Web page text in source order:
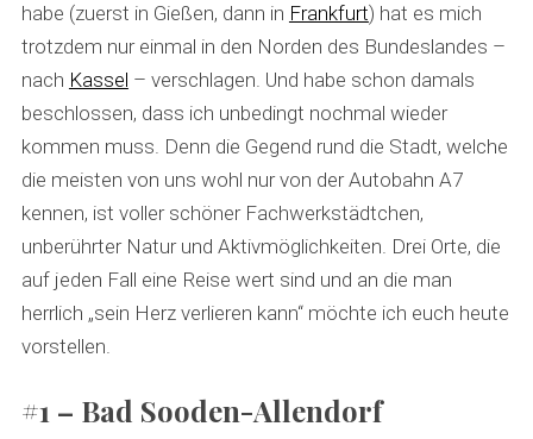
habe (zuerst in Gießen, dann in Frankfurt) hat es mich
trotzdem nur einmal in den Norden des Bundeslandes –
nach Kassel – verschlagen. Und habe schon damals
beschlossen, dass ich unbedingt nochmal wieder
kommen muss. Denn die Gegend rund die Stadt, welche
die meisten von uns wohl nur von der Autobahn A7
kennen, ist voller schöner Fachwerkstädtchen,
unberührter Natur und Aktivmöglichkeiten. Drei Orte, die
auf jeden Fall eine Reise wert sind und an die man
herrlich „sein Herz verlieren kann“ möchte ich euch heute
vorstellen.
#1 – Bad Sooden-Allendorf